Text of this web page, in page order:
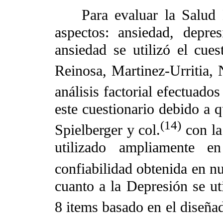
Para evaluar la Salud
aspectos: ansiedad,
ansiedad se utilizó el
Reinosa, Martinez-Urritia,
análisis factorial
este cuestionario debido a
Spielberger y col.(14) con
utilizado ampliamente
confiabilidad obtenida en
cuanto a la Depresión se
8 items basado en el